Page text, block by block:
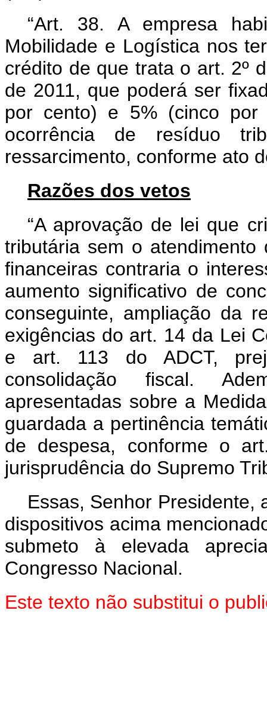
“Art. 38. A empresa
Mobilidade e Logística nos
crédito de que trata o art. 2º
de 2011, que poderá ser
por cento) e 5% (cinco por
ocorrência de resíduo
ressarcimento, conforme ato
Razões dos vetos
“A aprovação de lei que
tributária sem o atendimento
financeiras contraria o
aumento significativo de
conseguinte, ampliação da
exigências do art. 14 da Lei
e art. 113 do ADCT,
consolidação fiscal.
apresentadas sobre a
guardada a pertinência
de despesa, conforme o
jurisprudência do Supremo
Essas, Senhor Presidente,
dispositivos acima
submeto à elevada
Congresso Nacional.
Este texto não substitui o